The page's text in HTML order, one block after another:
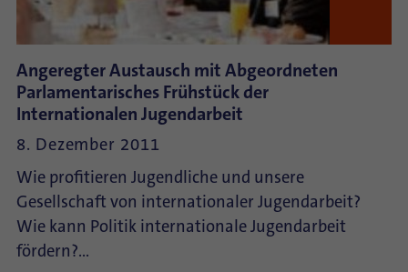
Angeregter Austausch mit Abgeordneten
Parlamentarisches Frühstück der
Internationalen Jugendarbeit
8. Dezember 2011
Wie profitieren Jugendliche und unsere
Gesellschaft von internationaler Jugendarbeit?
Wie kann Politik internationale Jugendarbeit
fördern?…